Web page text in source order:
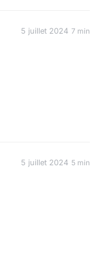
5 juillet 2024 7 min
5 juillet 2024 5 min